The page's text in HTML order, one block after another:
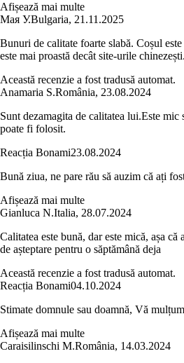
Afișează mai multe
Мая У.Bulgaria, 21.11.2025
Bunuri de calitate foarte slabă. Coșul
este mai proastă decât site-urile chinezești.
Această recenzie a fost tradusă automat.
Anamaria S.România, 23.08.2024
Sunt dezamagita de calitatea lui.Este
poate fi folosit.
Reacția Bonami23.08.2024
Bună ziua, ne pare rău să auzim că ați
Afișează mai multe
Gianluca N.Italia, 28.07.2024
Calitatea este bună, dar este mică, așa
de așteptare pentru o săptămână deja
Această recenzie a fost tradusă automat.
Reacția Bonami04.10.2024
Stimate domnule sau doamnă, Vă
Afișează mai multe
Caraisilinschi M.România, 14.03.2024